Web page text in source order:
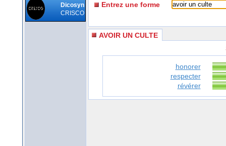
Dicosyn
CRISCO
Entrez une forme
AVOIR UN CULTE
honorer
respecter
révérer